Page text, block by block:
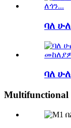
ባለ
ባለ